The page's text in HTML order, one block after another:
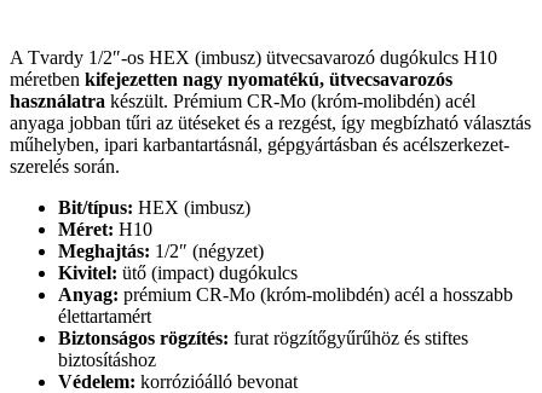
A Tvardy 1/2″-os HEX (imbusz) ütvecsavarozó dugókulcs H10
méretben kifejezetten nagy nyomatékú, ütvecsavarozós
használatra készült. Prémium CR-Mo (króm-molibdén) acél
anyaga jobban tűri az ütéseket és a rezgést, így megbízható választás
műhelyben, ipari karbantartásnál, gépgyártásban és acélszerkezet-
szerelés során.
Bit/típus: HEX (imbusz)
Méret: H10
Meghajtás: 1/2″ (négyzet)
Kivitel: ütő (impact) dugókulcs
Anyag: prémium CR-Mo (króm-molibdén) acél a hosszabb
élettartamért
Biztonságos rögzítés: furat rögzítőgyűrűhöz és stiftes
biztosításhoz
Védelem: korrózióálló bevonat